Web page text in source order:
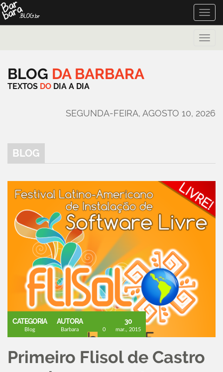
Toggle
Toggle
BLOG DA BARBARA
TEXTOS DO DIA A DIA
SEGUNDA-FEIRA, AGOSTO 10, 2026
BLOG
CATEGORIA
Blog
AUTORA
Barbara 0
30
mar., 2015
Primeiro Flisol de Castro